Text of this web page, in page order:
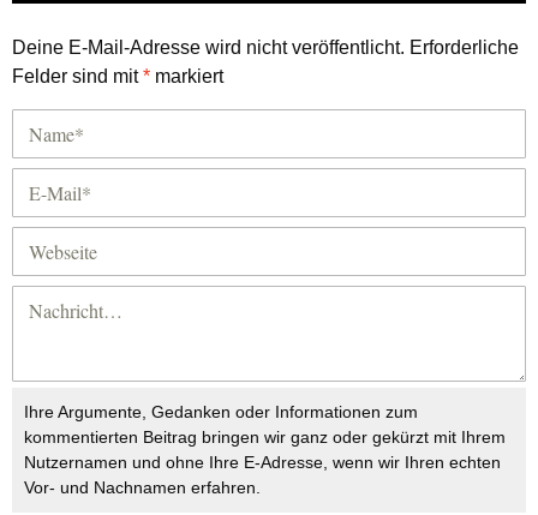
Deine E-Mail-Adresse wird nicht veröffentlicht. Erforderliche
Felder sind mit* markiert
Ihre Argumente, Gedanken oder Informationen zum
kommentierten Beitrag bringen wir ganz oder gekürzt mit Ihrem
Nutzernamen und ohne Ihre E-Adresse, wenn wir Ihren echten
Vor- und Nachnamen erfahren.